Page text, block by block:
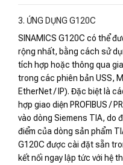
3. ỨNG DỤNG G120C
SINAMICS G120C có thể
rộng nhất, bằng cách sử
tích hợp hoặc thông qua
trong các phiên bản USS,
EtherNet / IP). Đặc biệt là
hợp giao diện PROFIBUS /
vào dòng Siemens TIA, do
điểm của dòng sản phẩm
G120C được cài đặt sẵn
kết nối ngay lập tức với hệ